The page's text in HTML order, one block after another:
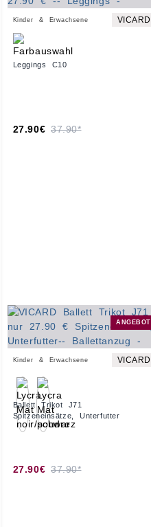
Kinder & Erwachsene VICARD
Leggings C10
27.90€ 37.90*
ANGEBOT
Kinder & Erwachsene VICARD
Ballett Trikot J71
Spitzeneinsätze, Unterfutter
27.90€ 37.90*